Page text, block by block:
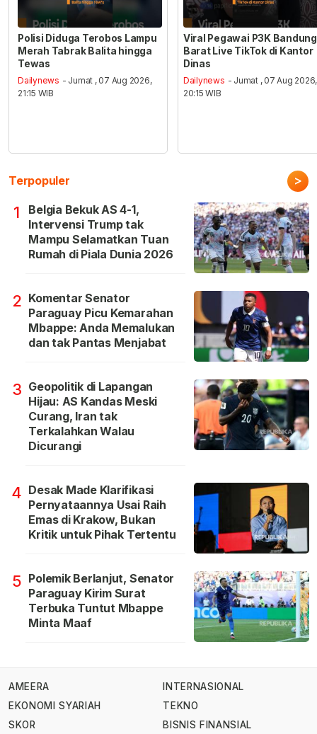
Polisi Diduga Terobos Lampu
Merah Tabrak Balita hingga
Tewas
Dailynews - Jumat , 07 Aug 2026,
21:15 WIB
Viral Pegawai P3K Bandung
Barat Live TikTok di Kantor
Dinas
Dailynews - Jumat , 07 Aug 2026,
20:15 WIB
Terpopuler >
1
Belgia Bekuk AS 4-1,
Intervensi Trump tak
Mampu Selamatkan Tuan
Rumah di Piala Dunia 2026
2 Komentar Senator
Paraguay Picu Kemarahan
Mbappe: Anda Memalukan
dan tak Pantas Menjabat
3 Geopolitik di Lapangan
Hijau: AS Kandas Meski
Curang, Iran tak
Terkalahkan Walau
Dicurangi
4 Desak Made Klarifikasi
Pernyataannya Usai Raih
Emas di Krakow, Bukan
Kritik untuk Pihak Tertentu
5 Polemik Berlanjut, Senator
Paraguay Kirim Surat
Terbuka Tuntut Mbappe
Minta Maaf
AMEERA
EKONOMI SYARIAH
SKOR
INTERNASIONAL
TEKNO
BISNIS FINANSIAL